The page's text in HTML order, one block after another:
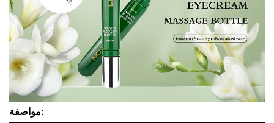
مواصفة: